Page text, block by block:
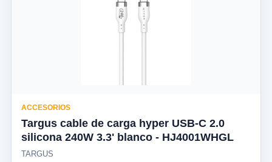
ACCESORIOS
Targus cable de carga hyper USB-C 2.0
silicona 240W 3.3' blanco - HJ4001WHGL
TARGUS